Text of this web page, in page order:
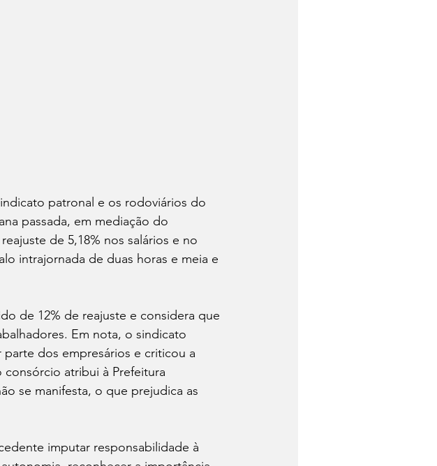
patronal e os rodoviários do
passada, em mediação do
de 5,18% nos salários e no
intrajornada de duas horas e meia e
de 12% de reajuste e considera que
Em nota, o sindicato
dos empresários e criticou a
atribui à Prefeitura
se manifesta, o que prejudica as
imputar responsabilidade à